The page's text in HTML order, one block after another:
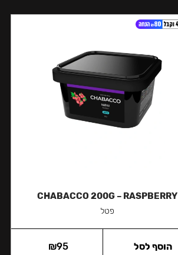
CHABACCO 200G – RASPBERRY
פטל
₪95 הוסף לסל